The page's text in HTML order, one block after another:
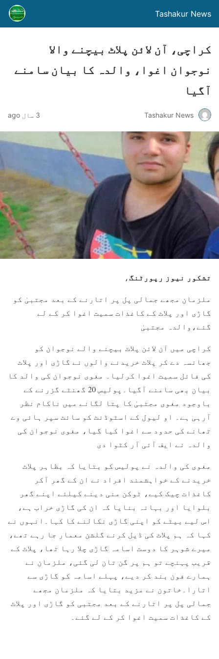
Tashakur News
کراچی، آن لائن پلاٹ بیچنے والا
نوجوان اغوا، والدہ کا بیان سامنے
آگیا
Tashakur News 3 سال ago
تشکور نیوز رپورٹنگ،
ملزمان مجھے جمالی پل پر اتارنے کے بعد مجتبیٰ کو
گاڑی اور پلاٹ کے کاغذات سمیت اغوا کر کے لے
گئے،والدہ مجتبیٰ
کراچی میں آن لائن پلاٹ بیچنے والے نوجوان کو
جھانسہ دے کر پلاٹ خریدنے والوں نے گاڑی اور پلاٹ
کی فائل سمیت اغوا کرلیا۔ مغوی نوجوان کی والد کا
بیان بھی سامنے آگیا۔پولیس 20 گھنٹے گزرنے کے
باوجود مغوی مجتبیٰ کا پتا لگانے میں ناکام نظر
آرہی ہے۔ او لیول کے اسٹوڈنٹ کو سائٹ سپر ہائی وے
تھانے کی حدود سے اغوا کیا گیا، مغوی نوجوان کی
والدہ نے ایف آئی آر کٹوا دی
مغوی کی والدہ نے پولیس کو بتایا کہ بظاہر پلاٹ
خریدنے کے خواہشمند افراد نے ان کے گھر آکر
کاغذات چیک کیے، ٹوکن منی دینے کیلئے اپنے گھر
بلوایا اور بہانہ بنایا کہ ان کی گاڑی خراب ہے،
اس لیے بیٹے کو اپنی گاڑی نکالنے کا کہا۔انہوں نے
کہا کہ ہم پلاٹ کی ڈیل کرنے گلشن معمار جا رہے تھے،
میرے شوہر کا دوست اسامہ گاڑی چلا رہا تھا، پلاٹ کے
قریب پہنچے تو ہم پر گن تان لی گئی، ملزمان نے
ہمارے فون بند کر دیے، پہلے اسامہ کو گاڑی سے
اتارا۔خاتون نے مزید بتایا کہ ملزمان مجھے
جمالی پل پر اتارنے کے بعد مجتبی کو گاڑی اور پلاٹ
کے کاغذات سمیت اغوا کر کے لے گئے۔